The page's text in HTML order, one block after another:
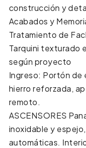
construcción y
Acabados y
Tratamiento de
Tarquini texturado
según proyecto
Ingreso: Portón de
hierro reforzada,
remoto.
ASCENSORES
inoxidable y
automáticas.